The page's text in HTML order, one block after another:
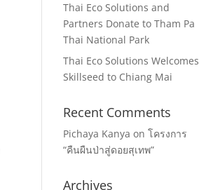
Thai Eco Solutions and
Partners Donate to Tham Pa
Thai National Park
Thai Eco Solutions Welcomes
Skillseed to Chiang Mai
Recent Comments
Pichaya Kanya onโครงการ
“คืนผืนป่าสู่ดอยสุเทพ”
Archives